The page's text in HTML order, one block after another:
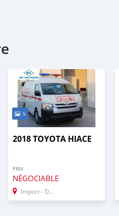
5
2018 TOYOTA HIACE
PRIX
NÉGOCIABLE
Import - Dubai